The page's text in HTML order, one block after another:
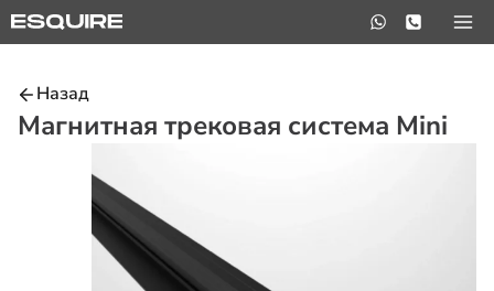
Перейти
к
Назад
Магнитная трековая система Mini